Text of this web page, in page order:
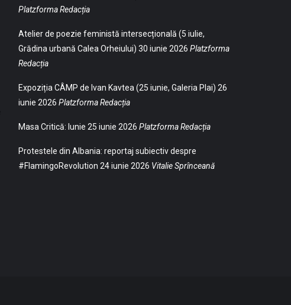
Platzforma Redacția
Atelier de poezie feministă intersecțională (5 iulie,
Grădina urbană Calea Orheiului) 30 iunie 2026 Platzforma
Redacția
Expoziția CÂMP de Ivan Kavtea (25 iunie, Galeria Plai) 26
iunie 2026 Platzforma Redacția
Masa Critică: Iunie 25 iunie 2026 Platzforma Redacția
Protestele din Albania: reportaj subiectiv despre
#FlamingoRevolution 24 iunie 2026 Vitalie Sprînceană